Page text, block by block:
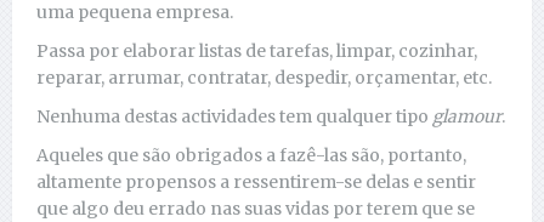
uma pequena empresa.
Passa por elaborar listas de tarefas, limpar, cozinhar,
reparar, arrumar, contratar, despedir, orçamentar, etc.
Nenhuma destas actividades tem qualquer tipo glamour.
Aqueles que são obrigados a fazê-las são, portanto,
altamente propensos a ressentirem-se delas e sentir
que algo deu errado nas suas vidas por terem que se